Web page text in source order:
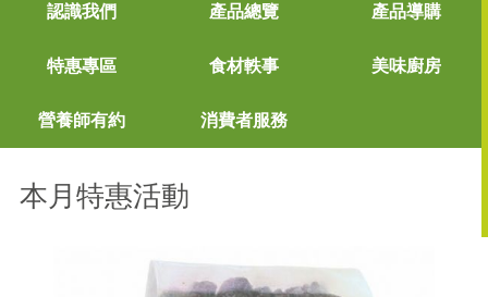
認識我們 產品總覽 產品導購
特惠專區 食材軼事 美味廚房
營養師有約 消費者服務
本月特惠活動